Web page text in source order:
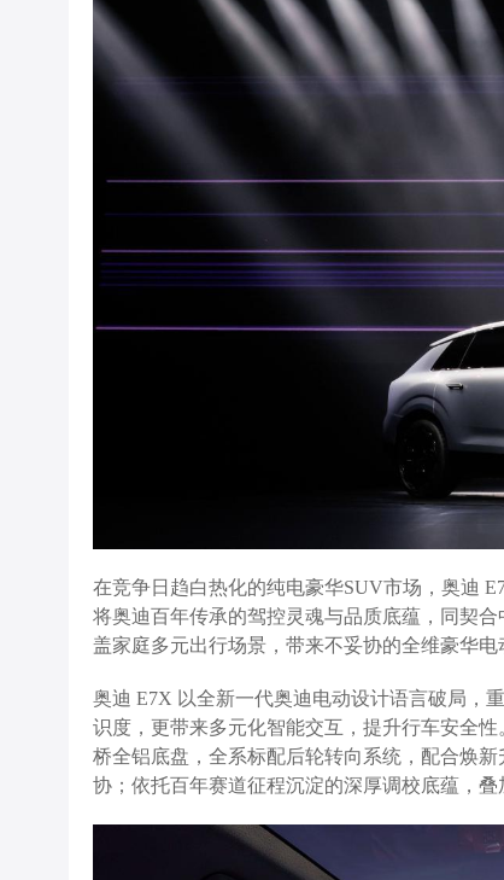
在竞争日趋白热化的纯电豪华SUV市场，奥迪
将奥迪百年传承的驾控灵魂与品质底蕴，同契
盖家庭多元出行场景，带来不妥协的全维豪华电
奥迪 E7X 以全新一代奥迪电动设计语言破局，
识度，更带来多元化智能交互，提升行车安全
桥全铝底盘，全系标配后轮转向系统，配合焕
协；依托百年赛道征程沉淀的深厚调校底蕴，